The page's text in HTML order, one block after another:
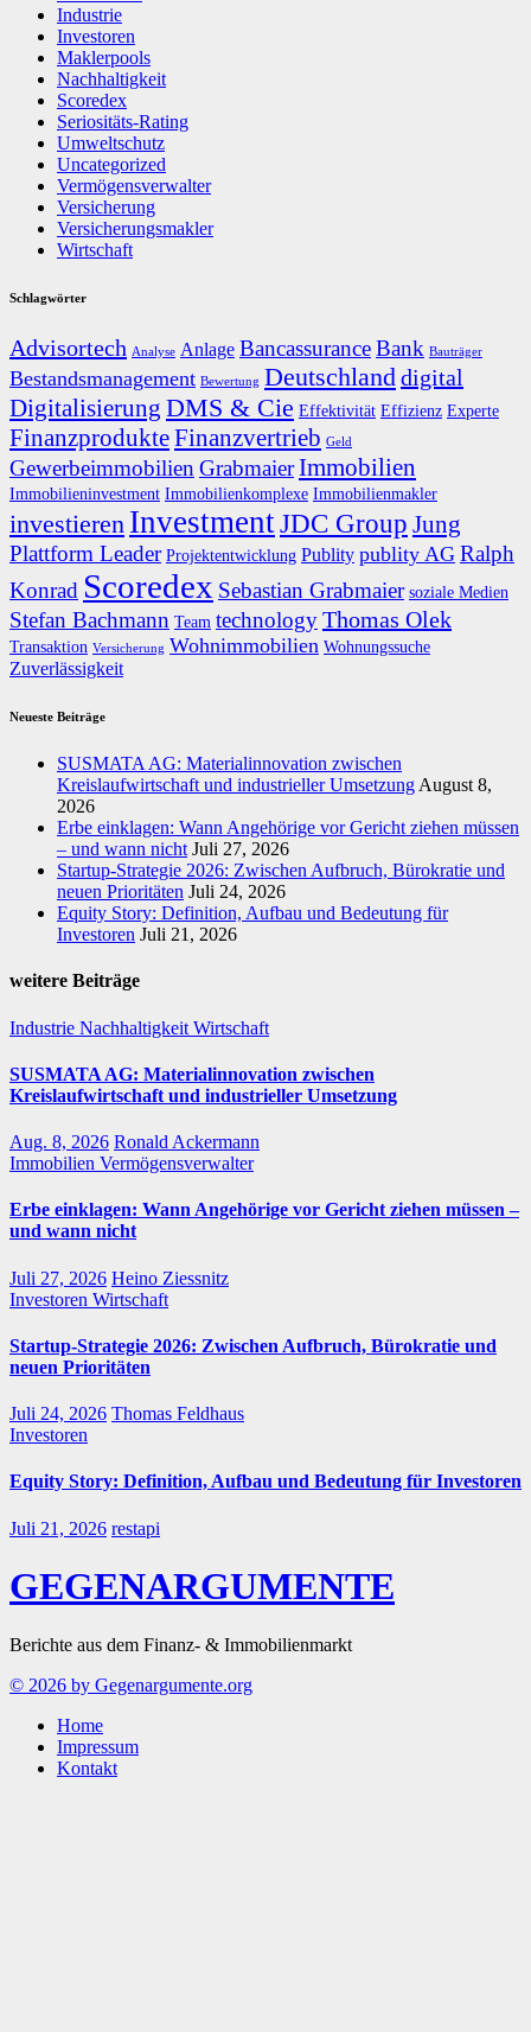
Industrie
Investoren
Maklerpools
Nachhaltigkeit
Scoredex
Seriositäts-Rating
Umweltschutz
Uncategorized
Vermögensverwalter
Versicherung
Versicherungsmakler
Wirtschaft
Schlagwörter
Advisortech Analyse Anlage BancassuranceBank Bauträger
Bestandsmanagement Bewertung Deutschlanddigital
Digitalisierung DMS & Cie Effektivität Effizienz Experte
FinanzprodukteFinanzvertrieb Geld
Gewerbeimmobilien GrabmaierImmobilien
Immobilieninvestment Immobilienkomplexe Immobilienmakler
investieren InvestmentJDC Group Jung
Plattform Leader Projektentwicklung Publity publity AG Ralph
Konrad Scoredex Sebastian Grabmaier soziale Medien
Stefan Bachmann Team technologyThomas Olek
Transaktion Versicherung Wohnimmobilien Wohnungssuche
Zuverlässigkeit
Neueste Beiträge
SUSMATA AG: Materialinnovation zwischen
Kreislaufwirtschaft und industrieller Umsetzung August 8,
2026
Erbe einklagen: Wann Angehörige vor Gericht ziehen müssen
– und wann nicht Juli 27, 2026
Startup-Strategie 2026: Zwischen Aufbruch, Bürokratie und
neuen Prioritäten Juli 24, 2026
Equity Story: Definition, Aufbau und Bedeutung für
Investoren Juli 21, 2026
weitere Beiträge
Industrie Nachhaltigkeit Wirtschaft
SUSMATA AG: Materialinnovation zwischen
Kreislaufwirtschaft und industrieller Umsetzung
Aug. 8, 2026 Ronald Ackermann
Immobilien Vermögensverwalter
Erbe einklagen: Wann Angehörige vor Gericht ziehen müssen –
und wann nicht
Juli 27, 2026 Heino Ziessnitz
Investoren Wirtschaft
Startup-Strategie 2026: Zwischen Aufbruch, Bürokratie und
neuen Prioritäten
Juli 24, 2026 Thomas Feldhaus
Investoren
Equity Story: Definition, Aufbau und Bedeutung für Investoren
Juli 21, 2026 restapi
GEGENARGUMENTE
Berichte aus dem Finanz- & Immobilienmarkt
© 2026 by Gegenargumente.org
Home
Impressum
Kontakt